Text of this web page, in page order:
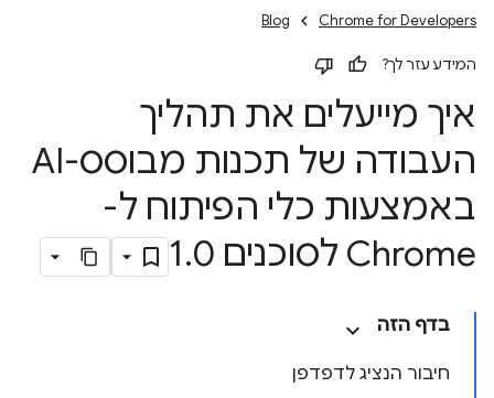
Chrome for Developers
Blog
המידע עזר לך?
איך מייעלים את תהליך
העבודה של תכנות מבוסס-AI
באמצעות כלי הפיתוח ל-
Chrome לסוכנים 1
.0
בדף הזה
חיבור הנציג לדפדפן